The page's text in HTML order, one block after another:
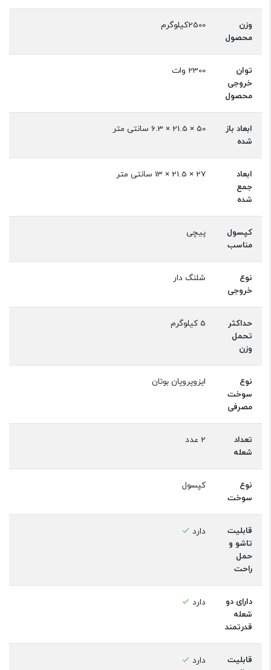
وزن
محصول
2500کیلوگرم
توان
خروجی
محصول
2300 وات
ابعاد باز
شده
50 × 21.5 × 6.3 سانتی متر
ابعاد
جمع
شده
27 × 21.5 × 13 سانتی متر
کپسول
مناسب
پیچی
نوع
خروجی
شلنگ دار
حداکثر
تحمل
وزن
5 کیلوگرم
نوع
سوخت
مصرفی
ایزوپروپان بوتان
تعداد
شعله
2 عدد
نوع
سوخت
کپسول
قابلیت
تاشو و
حمل
راحت
دارد
دارای دو
شعله
قدرتمند
دارد
قابلیت
دارد